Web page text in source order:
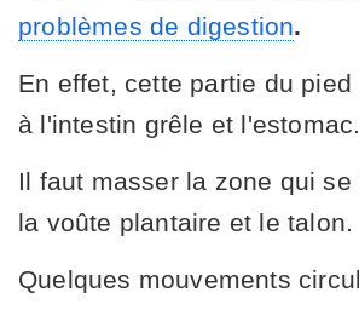
problèmes de digestion.
En effet, cette partie du
à l'intestin grêle et l'estomac.
Il faut masser la zone qui se
la voûte plantaire et le talon.
Quelques mouvements